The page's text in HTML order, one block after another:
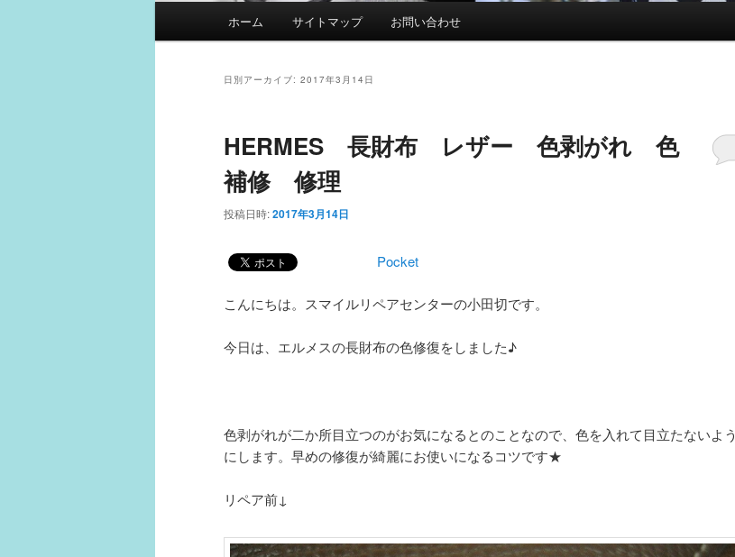
ホーム サイトマップ お問い合わせ
日別アーカイブ: 2017年3月14日
HERMES 長財布 レザー 色剥がれ 色
補修 修理
投稿日時:2017年3月14日
Pocket
こんにちは。スマイルリペアセンターの小田切です。
今日は、エルメスの長財布の色修復をしました♪
色剥がれが二か所目立つのがお気になるとのことなので、色を入れて目立たないよう
にします。早めの修復が綺麗にお使いになるコツです★
リペア前↓